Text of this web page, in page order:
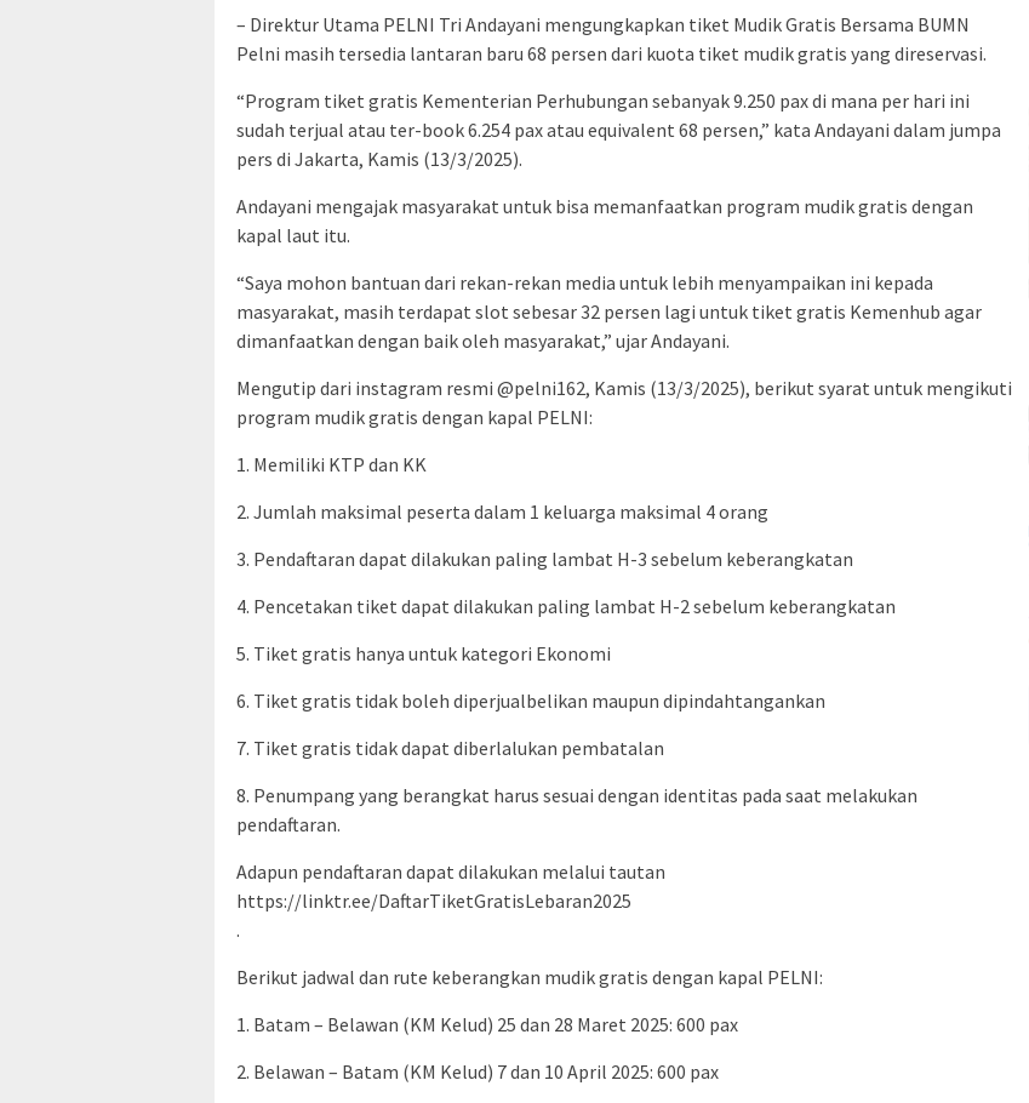
– Direktur Utama PELNI Tri Andayani mengungkapkan tiket Mudik Gratis Bersama BUMN
Pelni masih tersedia lantaran baru 68 persen dari kuota tiket mudik gratis yang direservasi.
“Program tiket gratis Kementerian Perhubungan sebanyak 9.250 pax di mana per hari ini
sudah terjual atau ter-book 6.254 pax atau equivalent 68 persen,” kata Andayani dalam jumpa
pers di Jakarta, Kamis (13/3/2025).
Andayani mengajak masyarakat untuk bisa memanfaatkan program mudik gratis dengan
kapal laut itu.
“Saya mohon bantuan dari rekan-rekan media untuk lebih menyampaikan ini kepada
masyarakat, masih terdapat slot sebesar 32 persen lagi untuk tiket gratis Kemenhub agar
dimanfaatkan dengan baik oleh masyarakat,” ujar Andayani.
Mengutip dari instagram resmi @pelni162, Kamis (13/3/2025), berikut syarat untuk mengikuti
program mudik gratis dengan kapal PELNI:
1. Memiliki KTP dan KK
2. Jumlah maksimal peserta dalam 1 keluarga maksimal 4 orang
3. Pendaftaran dapat dilakukan paling lambat H-3 sebelum keberangkatan
4. Pencetakan tiket dapat dilakukan paling lambat H-2 sebelum keberangkatan
5. Tiket gratis hanya untuk kategori Ekonomi
6. Tiket gratis tidak boleh diperjualbelikan maupun dipindahtangankan
7. Tiket gratis tidak dapat diberlalukan pembatalan
8. Penumpang yang berangkat harus sesuai dengan identitas pada saat melakukan
pendaftaran.
Adapun pendaftaran dapat dilakukan melalui tautan
https://linktr.ee/DaftarTiketGratisLebaran2025
.
Berikut jadwal dan rute keberangkan mudik gratis dengan kapal PELNI:
1. Batam – Belawan (KM Kelud) 25 dan 28 Maret 2025: 600 pax
2. Belawan – Batam (KM Kelud) 7 dan 10 April 2025: 600 pax